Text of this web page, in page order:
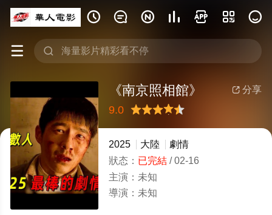
      
 
 分享
《南京照相館》
9.0
很差較差還行推薦力薦
2025 大陸
劇情
狀态： 已完結/02-16
主演： 未知
導演： 未知